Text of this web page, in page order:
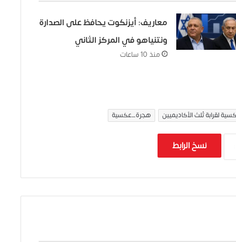
معاريف: أيزنكوت يحافظ على الصدارة
ونتنياهو في المركز الثاني
منذ 10 ساعات
لقرابة ثُلث الأكاديميين هجرة_عكسية
نسخ الرابط